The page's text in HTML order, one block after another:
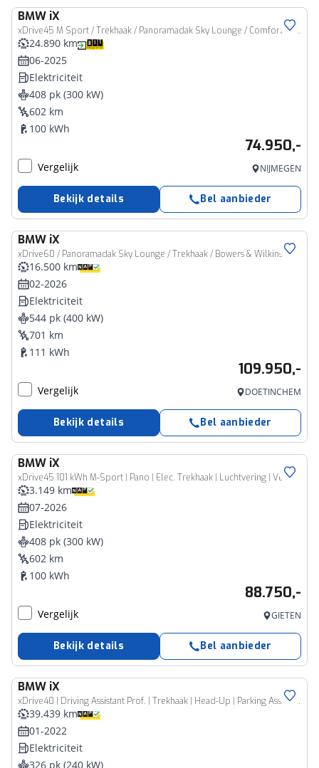
BMW iX
xDrive45 M Sport / Trekhaak / Panoramadak Sky Lounge / Comfort Access / Soft-Close / Adaptieve LED / Harman Kardon / Parking Assistant Professional
24.890 km
06-2025
Elektriciteit
408 pk (300 kW)
602 km
100 kWh
74.950,-
Vergelijk NIJMEGEN
Bekijk details Bel aanbieder
BMW iX
xDrive60 / Panoramadak Sky Lounge / Trekhaak / Bowers & Wilkins / M Multifunctionele Stoelen / Parking Assistant Professional / Soft-Close
16.500 km
02-2026
Elektriciteit
544 pk (400 kW)
701 km
111 kWh
109.950,-
Vergelijk DOETINCHEM
Bekijk details Bel aanbieder
BMW iX
xDrive45 101 kWh M-Sport | Pano | Elec. Trekhaak | Luchtvering | Verlichte gril | Stoelverw. en koeling, | Achterbankverw. | Softclose, Meesturende achteras, Harman Kardon, 36 maanden Fabrieksgarantie NL-Auto, Service Inclusive
3.149 km
07-2026
Elektriciteit
408 pk (300 kW)
602 km
100 kWh
88.750,-
Vergelijk GIETEN
Bekijk details Bel aanbieder
BMW iX
xDrive40 | Driving Assistant Prof. | Trekhaak | Head-Up | Parking Assistant Plus | Harman Kardon | Comfort Access | 22'' LMV
39.439 km
01-2022
Elektriciteit
326 pk (240 kW)